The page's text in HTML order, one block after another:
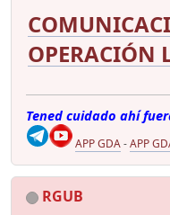
OPERACIÓN
Tened cuidado ahí
APP GDA-APP
RGUB